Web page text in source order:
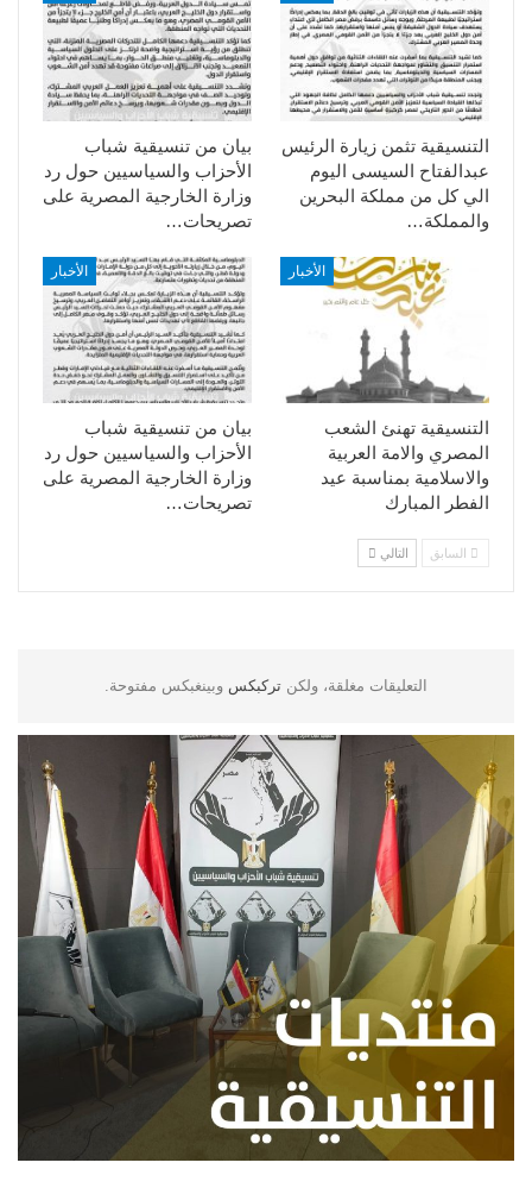
بيان من تنسيقية شباب
الأحزاب والسياسيين حول رد
وزارة الخارجية المصرية على
تصريحات…
التنسيقية تثمن زيارة الرئيس
عبدالفتاح السيسى اليوم
الي كل من مملكة البحرين
والمملكة…
الأخبار
بيان من تنسيقية شباب
الأحزاب والسياسيين حول رد
وزارة الخارجية المصرية على
تصريحات…
الأخبار
التنسيقية تهنئ الشعب
المصري والامة العربية
والاسلامية بمناسبة عيد
الفطر المبارك
السابق التالي
التعليقات مغلقة، ولكن تركبكس وبينغبكس مفتوحة.